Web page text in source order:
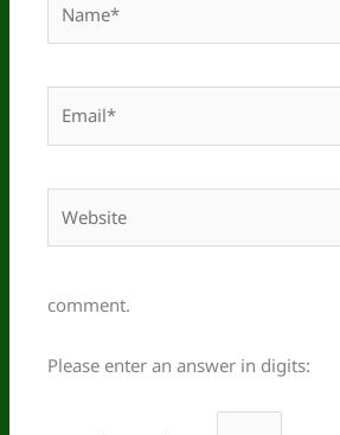
comment.
Please enter an answer in digits: